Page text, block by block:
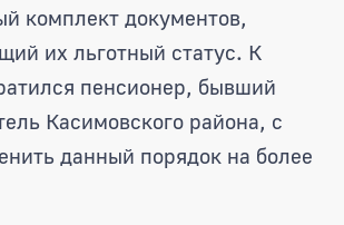
комплект документов,
их льготный статус. К
пенсионер, бывший
Касимовского района, с
данный порядок на более